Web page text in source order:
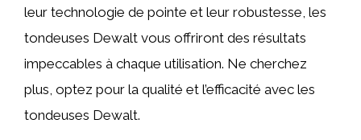
leur technologie de pointe et leur robustesse, les
tondeuses Dewalt vous offriront des résultats
impeccables à chaque utilisation. Ne cherchez
plus, optez pour la qualité et l’efficacité avec les
tondeuses Dewalt.